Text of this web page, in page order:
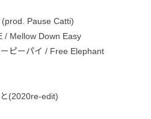
Pause Catti)
/ Mellow Down Easy
ピーパイ / Free Elephant
(2020re-edit)